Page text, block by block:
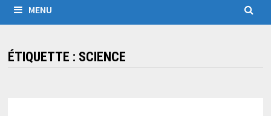
MENU
ÉTIQUETTE : SCIENCE